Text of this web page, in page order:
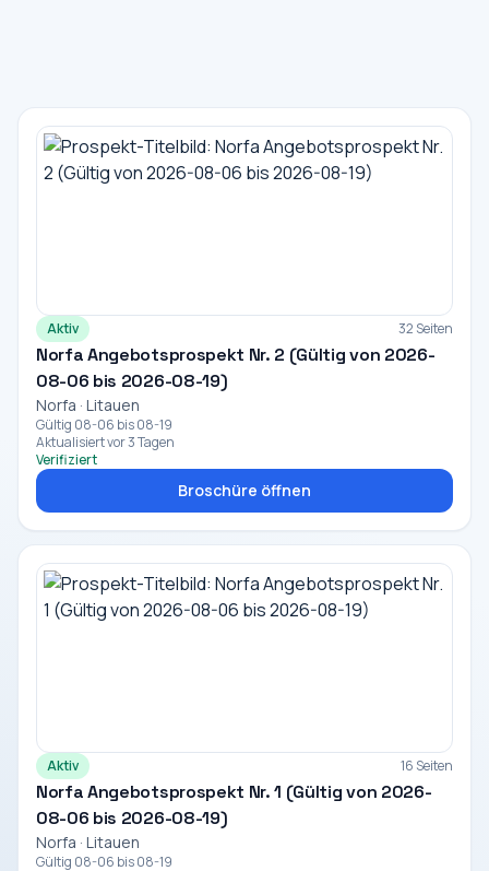
Aktiv 32 Seiten
Norfa Angebotsprospekt Nr. 2 (Gültig von 2026-
08-06 bis 2026-08-19)
Norfa · Litauen
Gültig 08-06 bis 08-19
Aktualisiert vor 3 Tagen
Verifiziert
Broschüre öffnen
Aktiv 16 Seiten
Norfa Angebotsprospekt Nr. 1 (Gültig von 2026-
08-06 bis 2026-08-19)
Norfa · Litauen
Gültig 08-06 bis 08-19